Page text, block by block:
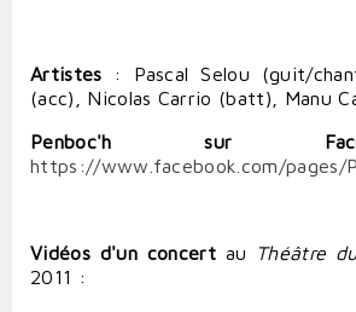
Artistes : Pascal Selou (guit/
(acc), Nicolas Carrio (batt), Manu
Penboc'h sur
https://www.facebook.com/pages/
Vidéos d'un concertau Théâtre
2011 :